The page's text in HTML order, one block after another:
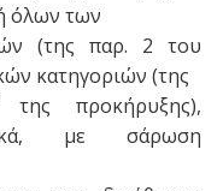
όλων των
(της παρ. 2 του
κατηγοριών (της
προκήρυξης),
με σάρωση